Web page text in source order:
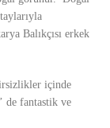
Balıkçısı erkek
içinde
de fantastik ve